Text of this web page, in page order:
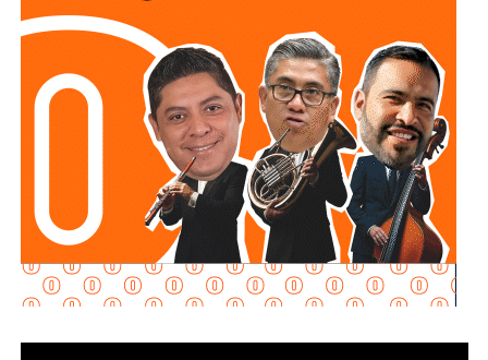
“Ordené una investigación profunda. Yo en eso no
escatimo, que se revise bien”
, declaró.
Galindo Ceballos explicó que las patrullas de la
corporación cuentan con sistemas de geolocalización
(GPS) y cámaras de videovigilancia, herramientas que
permitirán reconstruir lo ocurrido y determinar si existió
alguna irregularidad por parte de los agentes involucrados.
Afortunadamente las patrullas traen GPS, traen
cinco cámaras, vamos a poder tener mucha
evidencia. Si los policías actuaron mal, desde luego que
separar”, sostuvo.